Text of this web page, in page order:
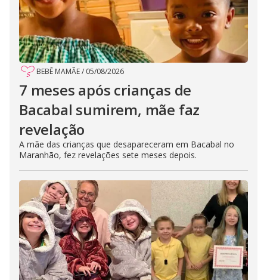
BEBÊ MAMÃE/ 05/08/2026
7 meses após crianças de
Bacabal sumirem, mãe faz
revelação
A mãe das crianças que desapareceram em Bacabal no
Maranhão, fez revelações sete meses depois.